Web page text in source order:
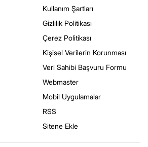
Kullanım Şartları
Gizlilik Politikası
Çerez Politikası
Kişisel Verilerin Korunması
Veri Sahibi Başvuru Formu
Webmaster
Mobil Uygulamalar
RSS
Sitene Ekle